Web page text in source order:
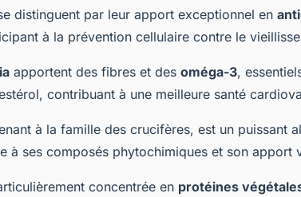
distinguent par leur apport exceptionnel en
à la prévention cellulaire contre le
apportent des fibres et des oméga-3,
contribuant à une meilleure santé
à la famille des crucifères, est un puissant
à ses composés phytochimiques et son apport
concentrée en protéines